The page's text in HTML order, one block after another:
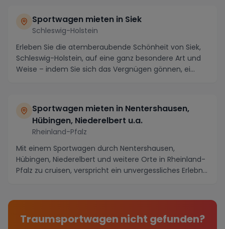
Sportwagen mieten in Siek
Schleswig-Holstein
Erleben Sie die atemberaubende Schönheit von Siek,
Schleswig-Holstein, auf eine ganz besondere Art und
Weise – indem Sie sich das Vergnügen gönnen, ei...
Sportwagen mieten in Nentershausen,
Hübingen, Niederelbert u.a.
Rheinland-Pfalz
Mit einem Sportwagen durch Nentershausen,
Hübingen, Niederelbert und weitere Orte in Rheinland-
Pfalz zu cruisen, verspricht ein unvergessliches Erlebn...
Traumsportwagen nicht gefunden?